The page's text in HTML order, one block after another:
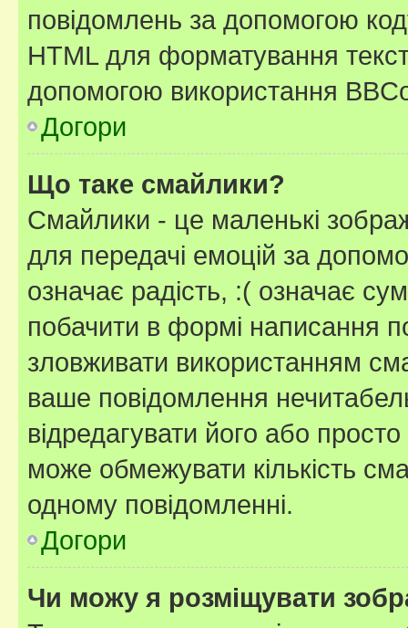
повідомлень за допомогою
HTML для форматування
допомогою використання
Догори
Що таке смайлики?
Смайлики - це маленькі
для передачі емоцій за
означає радість, :( означає
побачити в формі написання
зловживати використанням
ваше повідомлення
відредагувати його або
може обмежувати кількість
одному повідомленні.
Догори
Чи можу я розміщувати